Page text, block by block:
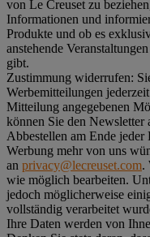
von Le Creuset zu
Informationen und
Produkte und ob es
anstehende
gibt.
Zustimmung widerrufen:
Werbemitteilungen
Mitteilung angegebenen
können Sie den Newsletter
Abbestellen am Ende
Werbung mehr von uns
an privacy@lecreuset.com.
wie möglich bearbeiten.
jedoch möglicherweise
vollständig verarbeitet
Ihre Daten werden von